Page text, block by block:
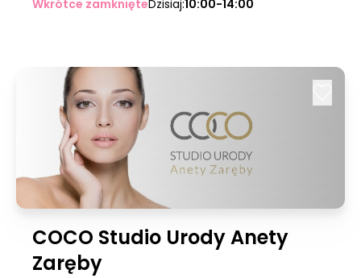
Wkrótce zamknięteDzisiaj:10:00-14:00
COCO Studio Urody Anety
Zaręby